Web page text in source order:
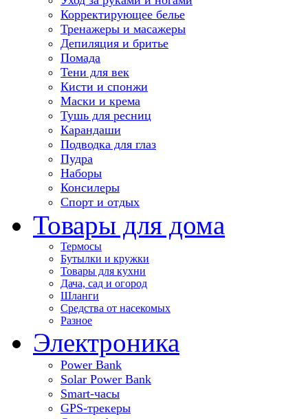
Корректирующее белье
Тренажеры и масажеры
Депиляция и бритье
Помада
Тени для век
Кисти и спонжи
Маски и крема
Тушь для ресниц
Карандаши
Подводка для глаз
Пудра
Наборы
Консилеры
Спорт и отдых
Товары для дома
Термосы
Бутылки и кружки
Товары для кухни
Дача, сад и огород
Шланги
Средства от насекомых
Разное
Электроника
Power Bank
Solar Power Bank
Smart-часы
GPS-трекеры